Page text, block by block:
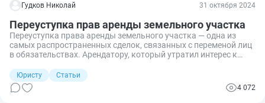
Гудков Николай 31 октября 2024
Переуступка прав аренды земельного участка
Переуступка права аренды земельного участка — одна из
самых распространенных сделок, связанных с переменой лиц
в обязательствах. Арендатору, который утратил интерес к
бремя содержания участка и оплаты арендных платежей
другому лицу. При этом, совершая сделку, стороны должны
учитывать особое правовое регулирование земельных
Юристу
Статьи
4 072